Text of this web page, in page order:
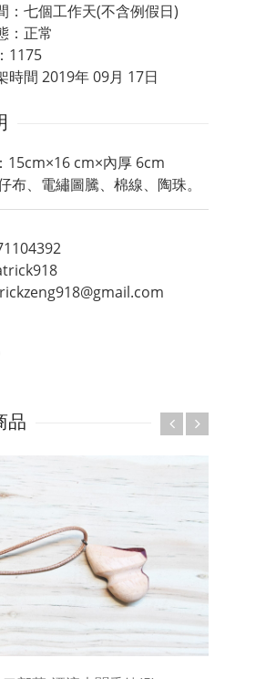
：七個工作天(不含例假日)
： 正常
1175
時間 2019年 09月 17日
15cm×16 cm×內厚 6cm
布、電繡圖騰、棉線、陶珠。
品